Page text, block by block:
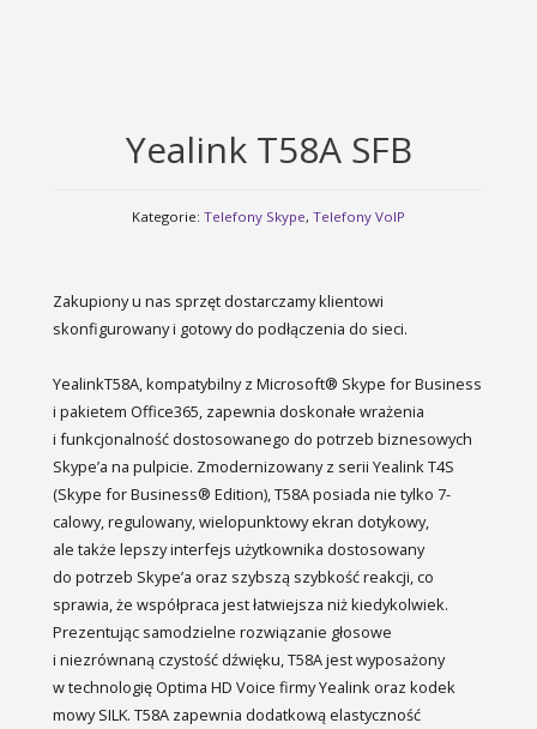
Yealink T58A SFB
Kategorie: Telefony Skype, Telefony VoIP
Zakupiony u nas sprzęt dostarczamy klientowi
skonfigurowany i gotowy do podłączenia do sieci.
YealinkT58A, kompatybilny z Microsoft® Skype for Business
i pakietem Office365, zapewnia doskonałe wrażenia
i funkcjonalność dostosowanego do potrzeb biznesowych
Skype’a na pulpicie. Zmodernizowany z serii Yealink T4S
(Skype for Business® Edition), T58A posiada nie tylko 7-
calowy, regulowany, wielopunktowy ekran dotykowy,
ale także lepszy interfejs użytkownika dostosowany
do potrzeb Skype’a oraz szybszą szybkość reakcji, co
sprawia, że współpraca jest łatwiejsza niż kiedykolwiek.
Prezentując samodzielne rozwiązanie głosowe
i niezrównaną czystość dźwięku, T58A jest wyposażony
w technologię Optima HD Voice firmy Yealink oraz kodek
mowy SILK. T58A zapewnia dodatkową elastyczność